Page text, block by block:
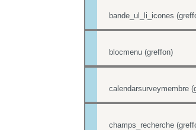
bande_ul_li_icones
blocmenu (greffon)
calendarsurveymembre
champs_recherche